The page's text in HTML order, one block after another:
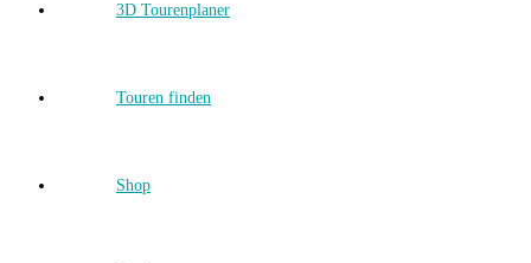
3D Tourenplaner
Touren finden
Shop